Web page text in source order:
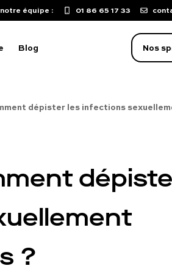
équipe : 01 86 65 17 33
Blog Nos
dépister les infections
?